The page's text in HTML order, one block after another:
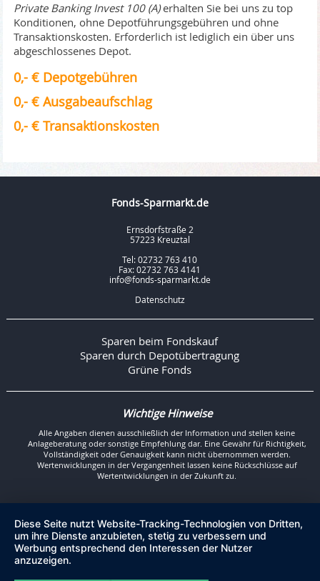
Private Banking Invest 100 (A)erhalten Sie bei uns zu top
Konditionen, ohne Depotführungsgebühren und ohne
Transaktionskosten. Erforderlich ist lediglich ein über uns
abgeschlossenes Depot.
0,- € Depotgebühren
0,- € Ausgabeaufschlag
0,- € Transaktionskosten
Fonds-Sparmarkt.de
Ernsdorfstraße 2
57223 Kreuztal
Tel: 02732 763 410
Fax: 02732 763 4141
info@fonds-sparmarkt.de
Datenschutz
Sparen beim Fondskauf
Sparen durch Depotübertragung
Grüne Fonds
Wichtige Hinweise
Alle Angaben dienen ausschließlich der Information und stellen keine
Anlageberatung oder sonstige Empfehlung dar. Eine Gewähr für Richtigkeit,
Vollständigkeit oder Genauigkeit kann nicht übernommen werden.
Wertenwicklungen in der Vergangenheit lassen keine Rückschlüsse auf
Wertentwicklungen in der Zukunft zu.
Diese Seite nutzt Website-Tracking-Technologien von Dritten,
um ihre Dienste anzubieten, stetig zu verbessern und
Werbung entsprechend den Interessen der Nutzer
anzuzeigen.